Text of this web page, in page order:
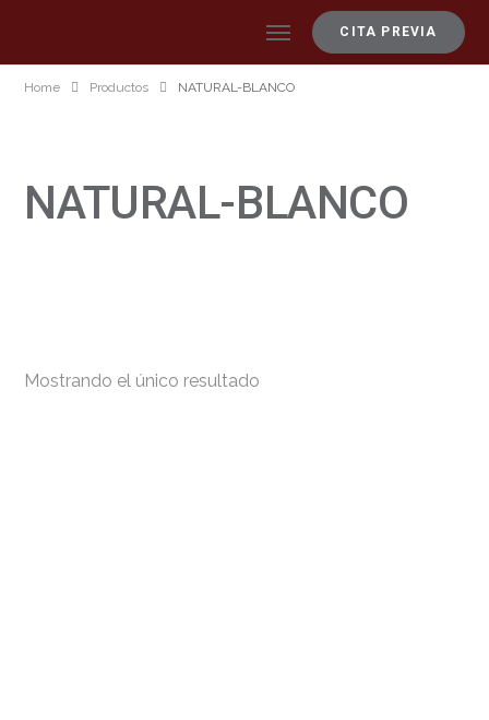
CITA PREVIA
Home Productos NATURAL-BLANCO
NATURAL-BLANCO
Mostrando el único resultado